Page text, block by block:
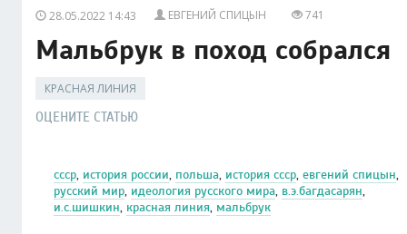
28.05.2022 14:43 ЕВГЕНИЙ СПИЦЫН 741
Мальбрук в поход собрался
КРАСНАЯ ЛИНИЯ
ОЦЕНИТЕ СТАТЬЮ
ссср, история россии, польша, история ссср, евгений спицын,
русский мир, идеология русского мира, в.э.багдасарян,
и.с.шишкин, красная линия, мальбрук